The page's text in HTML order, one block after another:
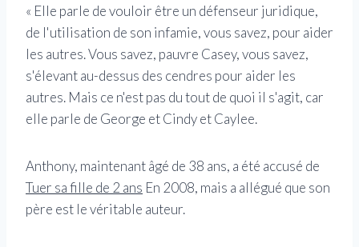
« Elle parle de vouloir être un défenseur juridique,
de l'utilisation de son infamie, vous savez, pour aider
les autres. Vous savez, pauvre Casey, vous savez,
s'élevant au-dessus des cendres pour aider les
autres. Mais ce n'est pas du tout de quoi il s'agit, car
elle parle de George et Cindy et Caylee.
Anthony, maintenant âgé de 38 ans, a été accusé de
Tuer sa fille de 2 ans En 2008, mais a allégué que son
père est le véritable auteur.